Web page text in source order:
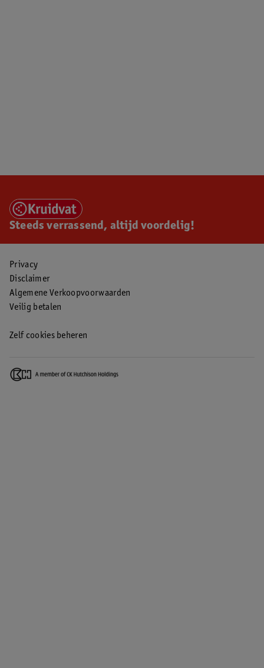
Steeds verrassend, altijd voordelig!
Privacy
Disclaimer
Algemene Verkoopvoorwaarden
Veilig betalen
Zelf cookies beheren